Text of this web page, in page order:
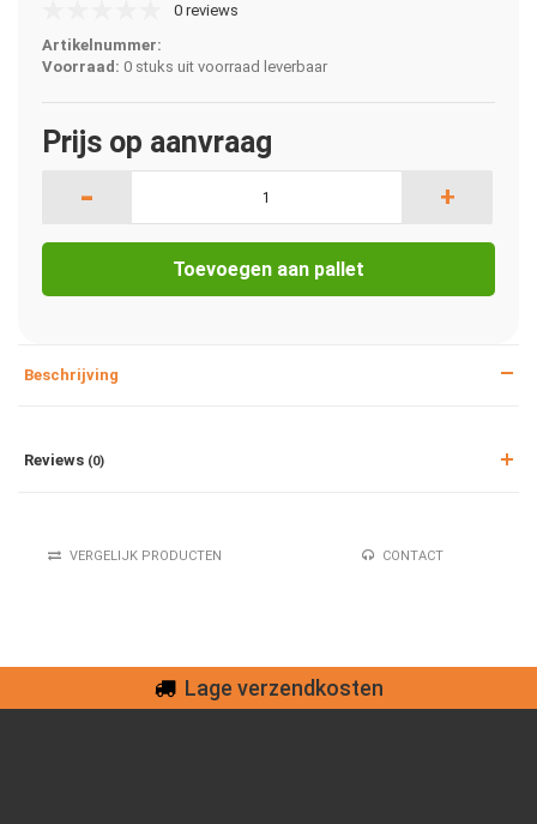
0 reviews
Artikelnummer:
Voorraad: 0 stuks uit voorraad leverbaar
Prijs op aanvraag
- +
Toevoegen aan pallet
Beschrijving
Reviews (0)
VERGELIJK PRODUCTEN CONTACT
Lage verzendkosten